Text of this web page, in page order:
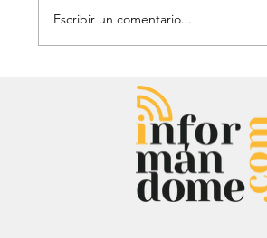
Héroe de cuatro patas:
policía sorprendió con
Escribir un comentario...